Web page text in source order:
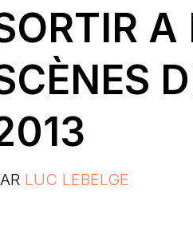
LUC LEBELGE